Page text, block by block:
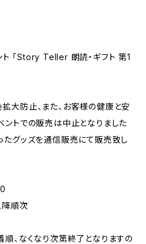
「Story Teller 朗読・ギフト 第1
大防止、また、お客様の健康と安
ントでの販売は中止となりました
たグッズを通信販売にて販売致し
順次
、なくなり次第終了となりますの